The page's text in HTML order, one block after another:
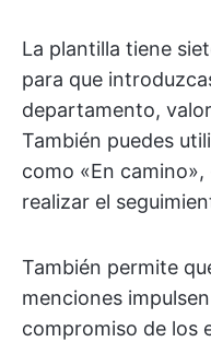
La plantilla tiene
para que
departamento,
También puedes
como «En
realizar el
También permite
menciones
compromiso de los